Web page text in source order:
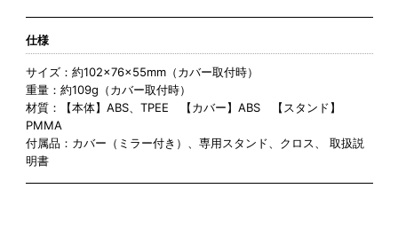
仕様
サイズ：約102×76×55mm（カバー取付時）
重量：約109g（カバー取付時）
材質：【本体】ABS、TPEE 【カバー】ABS 【スタンド】
PMMA
付属品：カバー（ミラー付き）、専用スタンド、クロス、 取扱説
明書